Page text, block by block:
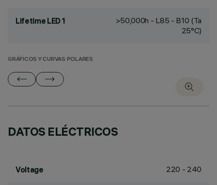
Lifetime LED 1
>50,000h - L85 - B10 (Ta
25°C)
GRÁFICOS Y CURVAS POLARES
DATOS ELÉCTRICOS
Voltage 220 - 240